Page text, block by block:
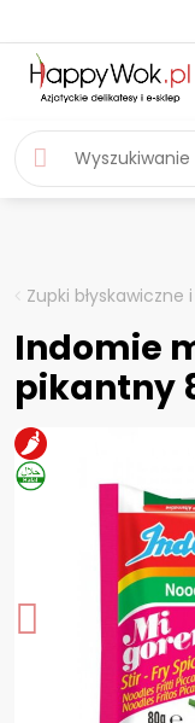
Zupki błyskawiczne
Indomie
pikantny